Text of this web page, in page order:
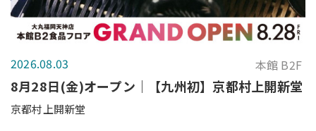
2026.08.03 本館 B2F
8月28日(金)オープン｜【九州初】京都村上開新堂
京都村上開新堂